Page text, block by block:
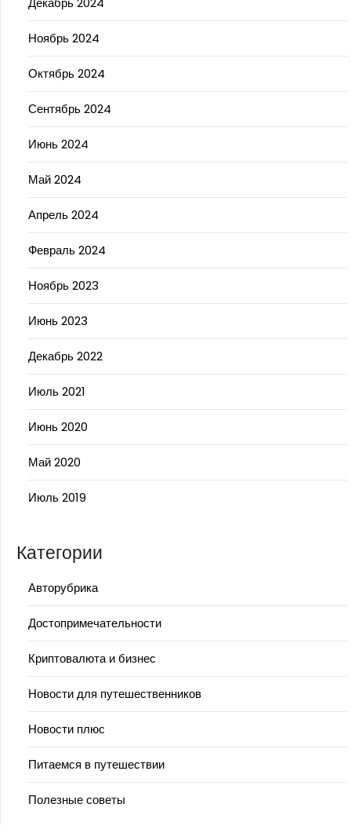
Ноябрь 2024
Октябрь 2024
Сентябрь 2024
Июнь 2024
Май 2024
Апрель 2024
Февраль 2024
Ноябрь 2023
Июнь 2023
Декабрь 2022
Июль 2021
Июнь 2020
Май 2020
Июль 2019
Категории
Авторубрика
Достопримечательности
Криптовалюта и бизнес
Новости для путешественников
Новости плюс
Питаемся в путешествии
Полезные советы